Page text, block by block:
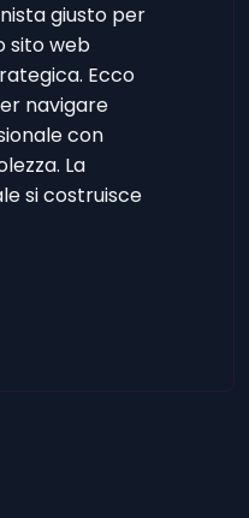
giusto per
sito web
Ecco
navigare
con
La
si costruisce